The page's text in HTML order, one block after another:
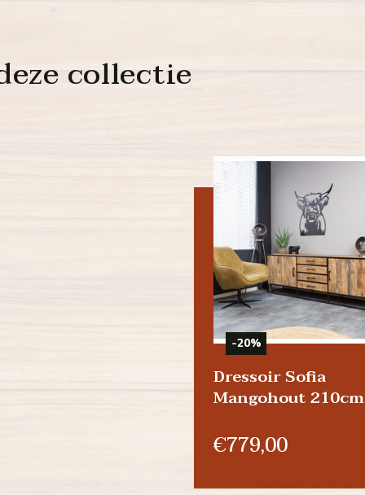
collectie
-20%
Dressoir Sofia
Mangohout 210cm
€779,00